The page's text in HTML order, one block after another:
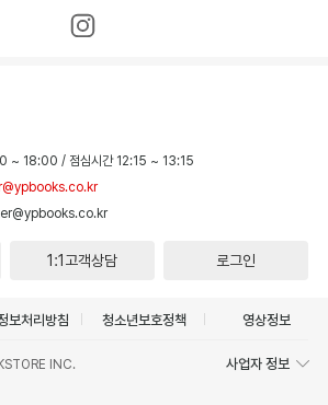
~ 18:00 / 점심시간 12:15 ~ 13:15
1:1고객상담 로그인
보처리방침 청소년보호정책 영상정보
INC. 사업자 정보